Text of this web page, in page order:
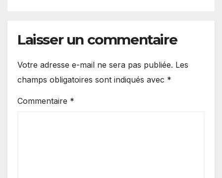
Laisser un commentaire
Votre adresse e-mail ne sera pas publiée. Les
champs obligatoires sont indiqués avec *
Commentaire *